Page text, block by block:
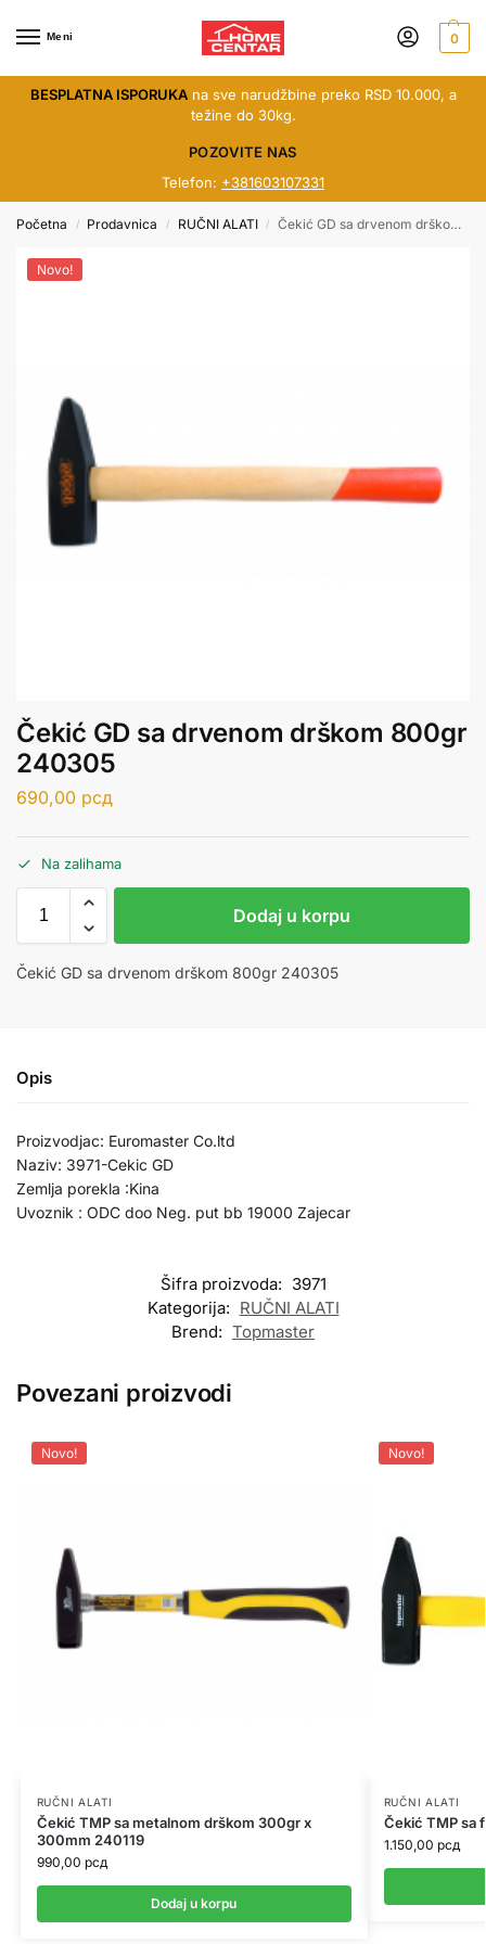
Meni 0
BESPLATNA ISPORUKAna sve narudžbine preko RSD 10.000, a
težine do 30kg.
POZOVITE NAS
Telefon: +381603107331
Početna / Prodavnica / RUČNI ALATI / Čekić GD sa drvenom drškom 800gr 240305
Novo!
Čekić GD sa drvenom drškom 800gr
240305
690,00 рсд
Na zalihama
Dodaj u korpu
Čekić GD sa drvenom drškom 800gr 240305
Opis
Proizvodjac: Euromaster Co.ltd
Naziv: 3971-Cekic GD
Zemlja porekla :Kina
Uvoznik : ODC doo Neg. put bb 19000 Zajecar
Šifra proizvoda: 3971
Kategorija: RUČNI ALATI
Brend: Topmaster
Povezani proizvodi
Novo!
RUČNI ALATI
Čekić TMP sa metalnom drškom 300gr x
300mm 240119
990,00 рсд
Dodaj u korpu
Novo!
RUČNI ALATI
Čekić TMP sa
1.150,00 рсд